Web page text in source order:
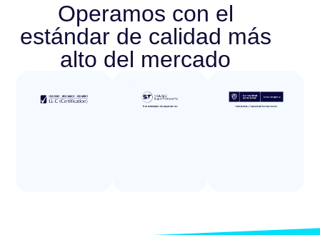
Operamos con el
estándar de calidad más
alto del mercado